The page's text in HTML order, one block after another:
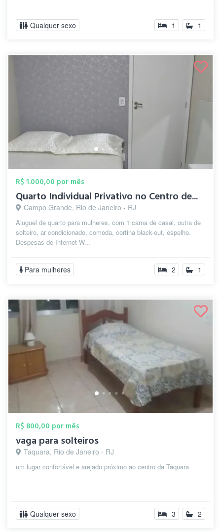
Qualquer sexo 1 1
R$ 1.000,00 por mês
Quarto Individual Privativo no Centro de...
Campo Grande, Rio de Janeiro - RJ
Aluguel de quarto para mulheres, com 1 cama de casal, outra de
solteiro, ar condicionado, comoda, cortina black-out, espelho.
Despesas de Internet W...
Para mulheres 2 1
R$ 800,00 por mês
vaga para solteiros
Taquara, Rio de Janeiro - RJ
um lugar confortável e arejado próximo ao centro da Taquara
Qualquer sexo 3 2